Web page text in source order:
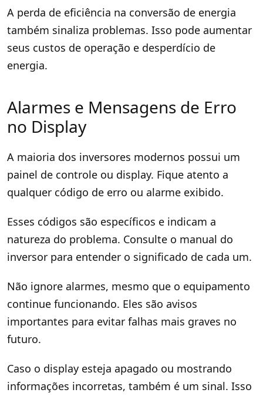
A perda de eficiência na conversão de energia
também sinaliza problemas. Isso pode aumentar
seus custos de operação e desperdício de
energia.
Alarmes e Mensagens de Erro
no Display
A maioria dos inversores modernos possui um
painel de controle ou display. Fique atento a
qualquer código de erro ou alarme exibido.
Esses códigos são específicos e indicam a
natureza do problema. Consulte o manual do
inversor para entender o significado de cada um.
Não ignore alarmes, mesmo que o equipamento
continue funcionando. Eles são avisos
importantes para evitar falhas mais graves no
futuro.
Caso o display esteja apagado ou mostrando
informações incorretas, também é um sinal. Isso